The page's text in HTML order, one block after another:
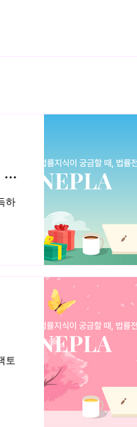
지갈이와 저작자부정표시죄
네
하
토